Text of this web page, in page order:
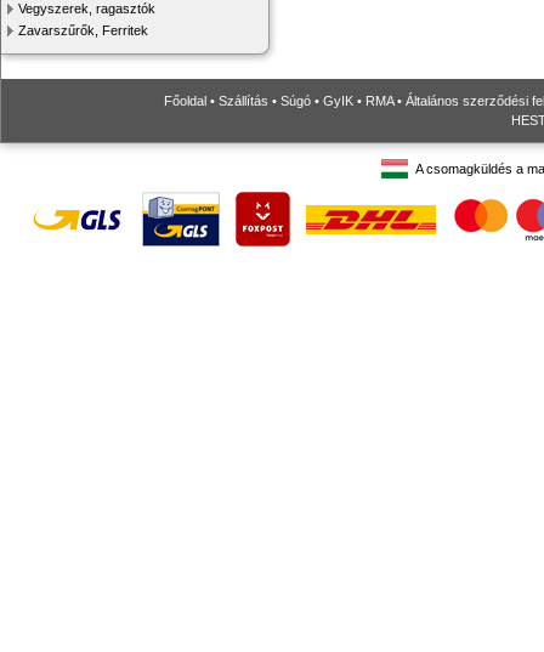
Vegyszerek, ragasztók
Zavarszűrők, Ferritek
Főoldal • Szállítás • Súgó • GyIK • RMA• Általános szerződési
A csomagküldés a